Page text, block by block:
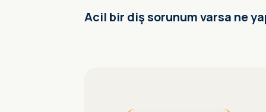
Acil bir diş sorunum varsa ne